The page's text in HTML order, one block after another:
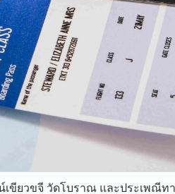
ขียวขจี วัดโบราณ และประเพณีท